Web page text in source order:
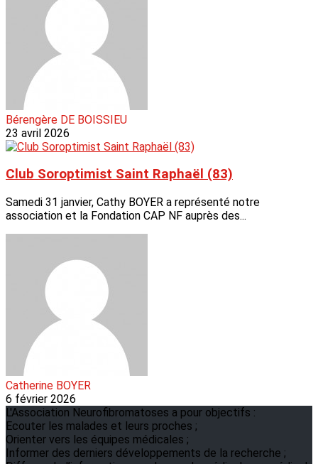
Bérengère DE BOISSIEU
23 avril 2026
Club Soroptimist Saint Raphaël (83)
Samedi 31 janvier, Cathy BOYER a représenté notre
association et la Fondation CAP NF auprès des...
Catherine BOYER
6 février 2026
L'Association Neurofibromatoses a pour objectifs :
Ecouter les malades et leurs proches ;
Orienter vers les équipes médicales ;
Informer des derniers développements de la recherche ;